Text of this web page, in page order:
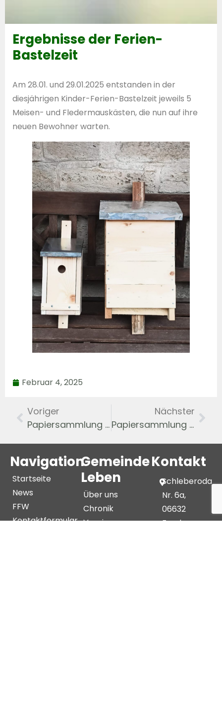
Ergebnisse der Ferien-
Bastelzeit
Am 28.01. und 29.01.2025 entstanden in der
diesjährigen Kinder-Ferien-Bastelzeit jeweils 5
Meisen- und Fledermauskästen, die nun auf ihre
neuen Bewohner warten.
Februar 4, 2025
Voriger
Papiersammlung 28. Dezember
Nächster
Papiersammlung 22. Februar
Navigation
Startseite
News
FFW
Kontaktformular
Gemeinde
Leben
Über uns
Chronik
Vereine
Kontakt
Schleberoda
Nr. 6a,
06632
Freyburg